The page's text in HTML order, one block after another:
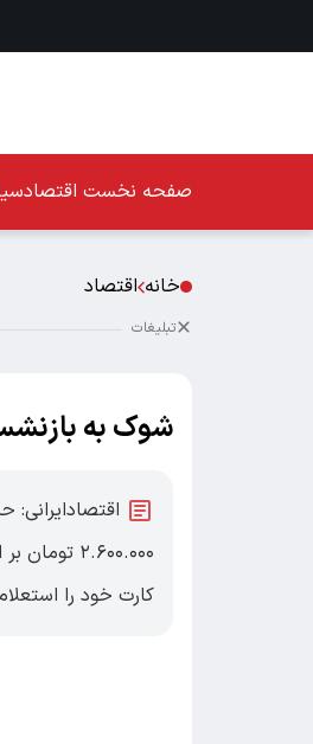
صفحه نخست اقتصاد
خانه اقتصاد
تبلیغات
شوک به
۲.۶۰۰.۰۰۰
کارت خود را